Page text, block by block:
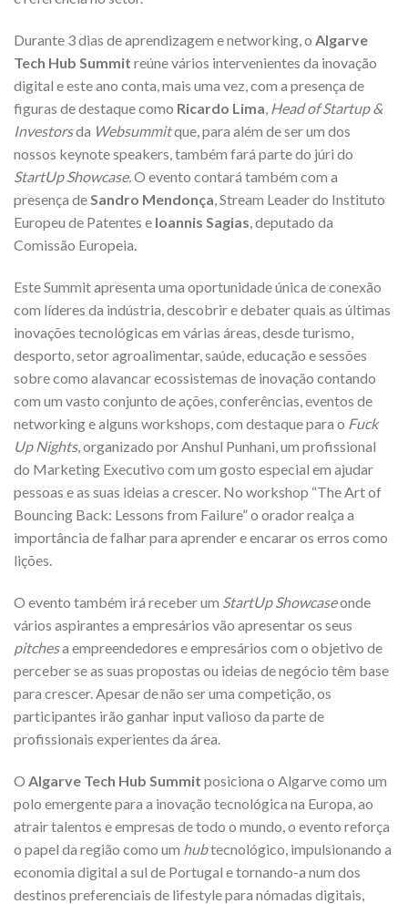
Durante 3 dias de aprendizagem e networking, o Algarve
Tech Hub Summit reúne vários intervenientes da inovação
digital e este ano conta, mais uma vez, com a presença de
figuras de destaque como Ricardo Lima, Head of Startup &
Investorsda Websummitque, para além de ser um dos
nossos keynote speakers, também fará parte do júri do
StartUp Showcase.O evento contará também com a
presença deSandro Mendonça, Stream Leader do Instituto
Europeu de Patentes e Ioannis Sagias, deputado da
Comissão Europeia.
Este Summit apresenta uma oportunidade única de conexão
com líderes da indústria, descobrir e debater quais as últimas
inovações tecnológicas em várias áreas, desde turismo,
desporto, setor agroalimentar, saúde, educação e sessões
sobre como alavancar ecossistemas de inovação contando
com um vasto conjunto de ações, conferências, eventos de
networking e alguns workshops, com destaque para o Fuck
Up Nights, organizado por Anshul Punhani, um profissional
do Marketing Executivo com um gosto especial em ajudar
pessoas e as suas ideias a crescer. No workshop “The Art of
Bouncing Back: Lessons from Failure” o orador realça a
importância de falhar para aprender e encarar os erros como
lições.
O evento também irá receber um StartUp Showcaseonde
vários aspirantes a empresários vão apresentar os seus
pitchesa empreendedores e empresários com o objetivo de
perceber se as suas propostas ou ideias de negócio têm base
para crescer. Apesar de não ser uma competição, os
participantes irão ganhar input valioso da parte de
profissionais experientes da área.
O Algarve Tech Hub Summit posiciona o Algarve como um
polo emergente para a inovação tecnológica na Europa, ao
atrair talentos e empresas de todo o mundo, o evento reforça
o papel da região como um hubtecnológico, impulsionando a
economia digital a sul de Portugal e tornando-a num dos
destinos preferenciais de lifestyle para nómadas digitais,